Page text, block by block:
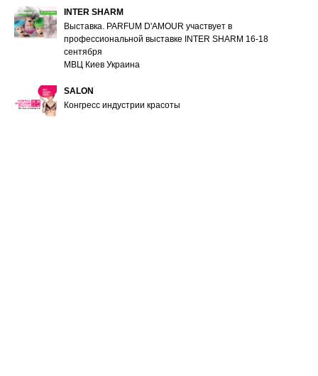
INTER SHARM
Выставка. PARFUM D'AMOUR участвует в
профессиональной выставке INTER SHARM 16-18
сентября
МВЦ Киев Украина
SALON
Конгресс индустрии красоты